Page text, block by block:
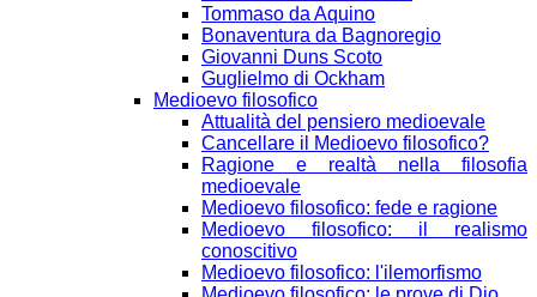
Tommaso da Aquino
Bonaventura da Bagnoregio
Giovanni Duns Scoto
Guglielmo di Ockham
Medioevo filosofico
Attualità del pensiero medioevale
Cancellare il Medioevo filosofico?
Ragione e realtà nella filosofia
medioevale
Medioevo filosofico: fede e ragione
Medioevo filosofico: il realismo
conoscitivo
Medioevo filosofico: l'ilemorfismo